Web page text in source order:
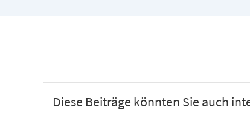
Diese Beiträge könnten Sie auch